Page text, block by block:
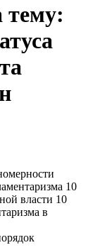
тему:
10
власти 10
в